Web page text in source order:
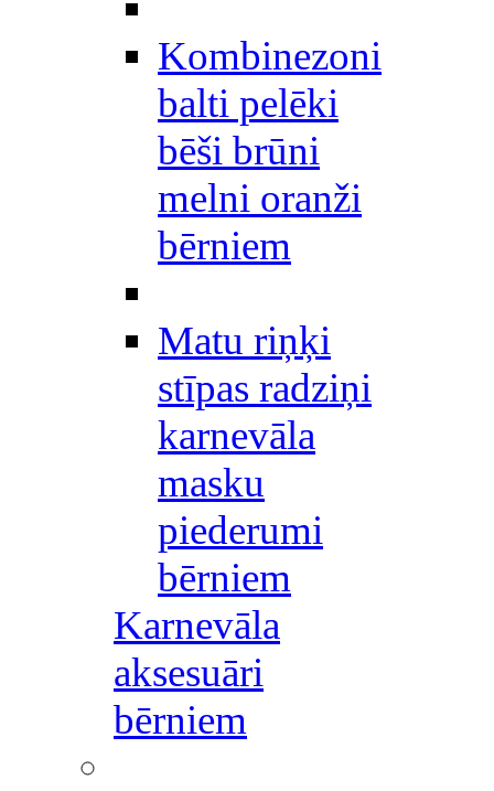
Kombinezoni
balti pelēki
bēši brūni
melni oranži
bērniem
Matu riņķi
stīpas radziņi
karnevāla
masku
piederumi
bērniem
Karnevāla
aksesuāri
bērniem